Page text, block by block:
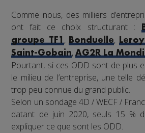
Comme nous, des milliers
ont fait ce choix structurant :
groupe TF1,Bonduelle,
Saint-Gobain,AG2R La
Pourtant, si ces ODD sont de plus
le milieu de l’entreprise, une telle
trop peu connue du grand public.
Selon un sondage 4D / WECF /
datant de juin 2020, seuls 15 %
expliquer ce que sont les ODD.